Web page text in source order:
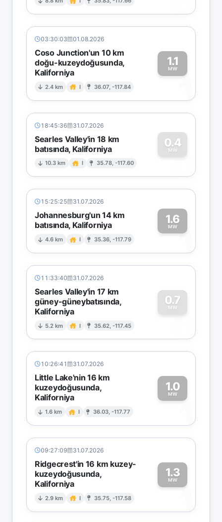
03:30:03 01.08.2026
Coso Junction'un 10 km
doğu-kuzeydoğusunda,
Kaliforniya
2.4 km I 36.07, -117.84
1.1
MW
1
18:45:36 31.07.2026
Searles Valley'in 18 km
batısında, Kaliforniya
10.3 km I 35.78, -117.60
0.4
MW
0
15:25:25 31.07.2026
Johannesburg'un 14 km
batısında, Kaliforniya
4.6 km I 35.36, -117.79
1.6
MW1
11:33:40 31.07.2026
Searles Valley'in 17 km
güney-güneybatısında,
Kaliforniya
5.2 km I 35.62, -117.45
0.7
MW
0
10:26:41 31.07.2026
Little Lake'nin 16 km
kuzeydoğusunda,
Kaliforniya
1.6 km I 36.03, -117.77
1.0
MW
1
09:27:09 31.07.2026
Ridgecrest'in 16 km kuzey-
kuzeydoğusunda,
Kaliforniya
2.9 km I 35.75, -117.58
1.3
MW
1